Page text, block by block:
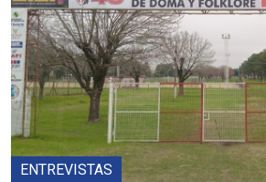
ENTREVISTAS